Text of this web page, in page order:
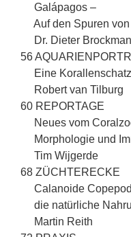
Galápagos –
Auf den Spuren von
Dr. Dieter
56
Eine
Robert van Tilburg
60 REPORTAGE
Neues vom
Morphologie und
Tim Wijgerde
68 ZÜCHTERECKE
Calanoide
die natürliche
Martin Reith